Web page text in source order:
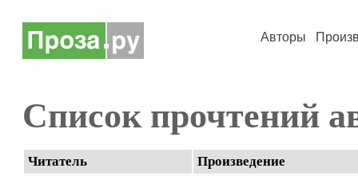
Авторы
Список прочтений
Читатель
Произведение